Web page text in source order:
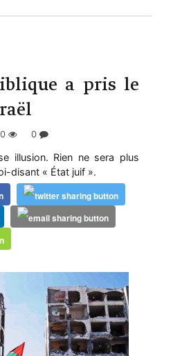
a pris le
0
illusion. Rien ne sera plus
disant « État juif ».